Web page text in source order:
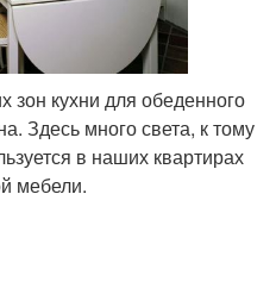
кухни для обеденного
Здесь много света, к тому
в наших квартирах
мебели.